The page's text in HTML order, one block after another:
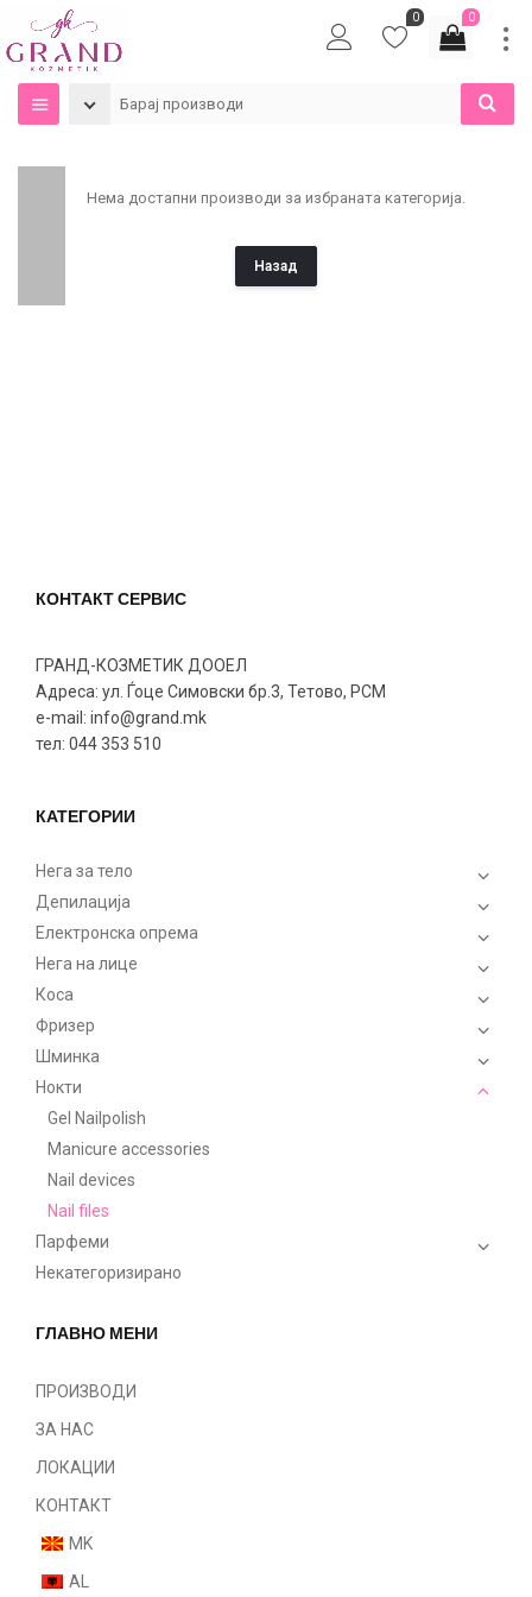
0
0
Нема достапни производи за избраната категорија.
Назад
КОНТАКТ СЕРВИС
ГРАНД-КОЗМЕТИК ДООЕЛ
Адреса: ул. Ѓоце Симовски бр.3, Тетово, РСМ
e-mail: info@grand.mk
тел: 044 353 510
КАТЕГОРИИ
Нега за тело
Депилација
Електронска опрема
Нега на лице
Коса
Фризер
Шминка
Нокти
Gel Nailpolish
Manicure accessories
Nail devices
Nail files
Парфеми
Некатегоризирано
ГЛАВНО МЕНИ
ПРОИЗВОДИ
ЗА НАС
ЛОКАЦИИ
КОНТАКТ
MK
AL